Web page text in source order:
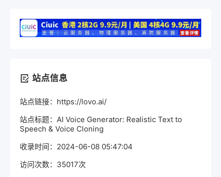
站点信息
站点链接：https://lovo.ai/
站点标题：AI Voice Generator: Realistic Text to
Speech & Voice Cloning
收录时间：2024-06-08 05:47:04
访问次数：35017次